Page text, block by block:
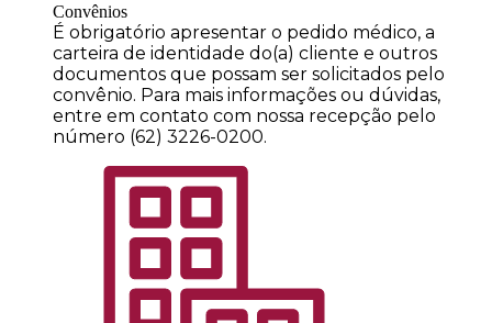
Convênios
É obrigatório apresentar o pedido médico, a
carteira de identidade do(a) cliente e outros
documentos que possam ser solicitados pelo
convênio. Para mais informações ou dúvidas,
entre em contato com nossa recepção pelo
número (62) 3226-0200.